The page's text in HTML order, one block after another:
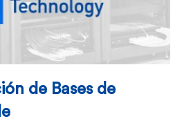
de Bases de